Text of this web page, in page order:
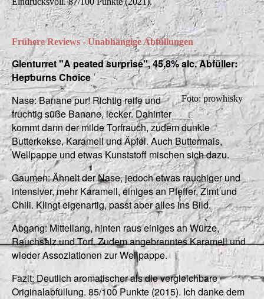
Frühere Reviews - Unabhängige Abfüllungen
Glenturret "A peated surprise", 45,8% alc. Abfüller:
Hepburns Choice
Foto: prowhisky
Nase: Banane pur! Richtig reife und
fruchtig süße Banane, lecker. Dahinter
kommt dann der milde Torfrauch, zudem dunkle
Butterkekse, Karamell und Äpfel. Auch Buttermais,
Wellpappe und etwas Kunststoff mischen sich dazu.
Gaumen: Ähnelt der Nase, jedoch etwas rauchiger und
intensiver, mehr Karamell, einiges an Pfeffer, Zimt und
Chili. Klingt eigenartig, passt aber alles ins Bild.
Abgang: Mittellang, hinten raus einiges an Würze,
Rauchsalz und Torf. Zudem angebranntes Karamell und
wieder Assoziationen zur Wellpappe.
Fazit: Deutlich aromatischer als die vergleichbare
Originalabfüllung. 85/100 Punkte (2015). Ich danke dem